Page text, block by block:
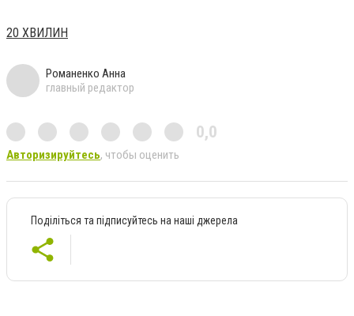
20 ХВИЛИН
Романенко Анна
главный редактор
0,0
Авторизируйтесь, чтобы оценить
Поділіться та підписуйтесь на наші джерела